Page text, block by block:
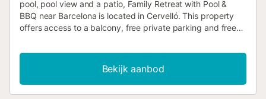
pool, pool view and a patio, Family Retreat with Pool &
BBQ near Barcelona is located in Cervelló. This property
offers access to a balcony, free private parking and free
Bekijk aanbod